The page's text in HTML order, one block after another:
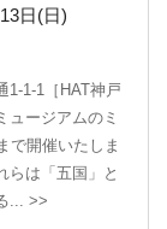
日(日)
1-1-1［HAT神戸
ージアムのミ
で開催いたしま
らは「五国」と
... >>